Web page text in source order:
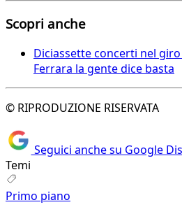
Scopri anche
Diciassette concerti nel
Ferrara la gente dice basta
© RIPRODUZIONE RISERVATA
Seguici anche su Google
Temi
Primo piano